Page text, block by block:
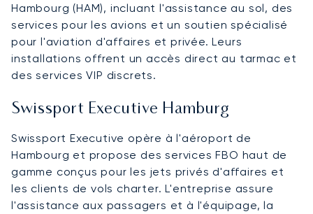
Hambourg (HAM), incluant l'assistance au sol, des
services pour les avions et un soutien spécialisé
pour l'aviation d'affaires et privée. Leurs
installations offrent un accès direct au tarmac et
des services VIP discrets.
Swissport Executive Hamburg
Swissport Executive opère à l'aéroport de
Hambourg et propose des services FBO haut de
gamme conçus pour les jets privés d'affaires et
les clients de vols charter. L'entreprise assure
l'assistance aux passagers et à l'équipage, la